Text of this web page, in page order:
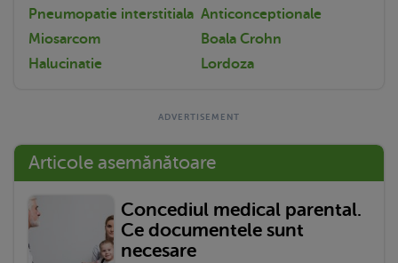
Pneumopatie interstitiala Anticonceptionale
Miosarcom
Boala Crohn
Halucinatie
Lordoza
Articole asemănătoare
Concediul medical parental.
Ce documentele sunt
necesare